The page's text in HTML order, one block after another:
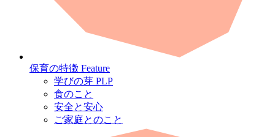
保育の特徴 Feature
学びの芽 PLP
食のこと
安全と安心
ご家庭とのこと